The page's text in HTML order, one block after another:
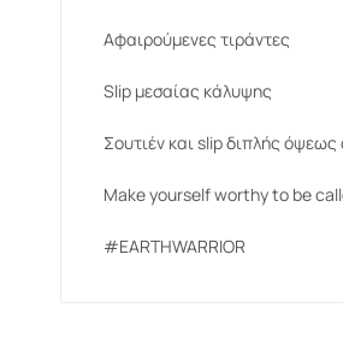
Αφαιρούμενες τιράντες
Slip μεσαίας κάλυψης
Σουτιέν και slip διπλής
Make yourself worthy to be
#EARTHWARRIOR